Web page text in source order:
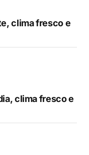
clima fresco e
clima fresco e